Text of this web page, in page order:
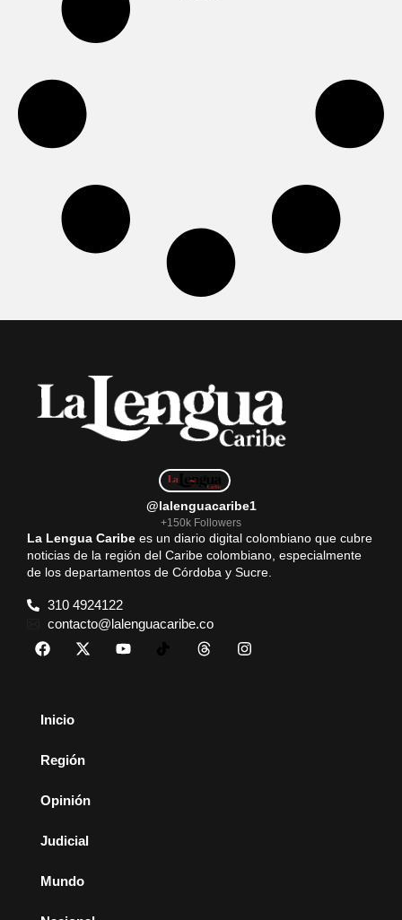
@lalenguacaribe1
+150k Followers
La Lengua Caribe es un diario digital colombiano que cubre
noticias de la región del Caribe colombiano, especialmente
de los departamentos de Córdoba y Sucre.
310 4924122
contacto@lalenguacaribe.co
Inicio
Región
Opinión
Judicial
Mundo